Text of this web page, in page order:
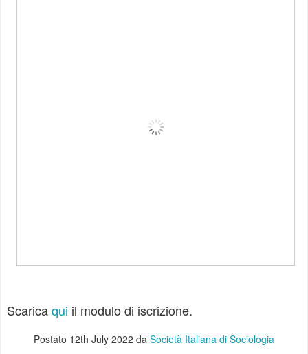
Scaricaqui il modulo di iscrizione.
Postato 12th July 2022 da Società Italiana di Sociologia